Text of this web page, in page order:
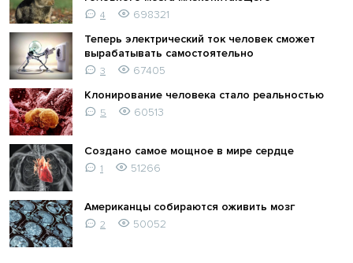
4
698321
Теперь электрический ток человек сможет
вырабатывать самостоятельно
3
67405
Клонирование человека стало реальностью
5 60513
Создано самое мощное в мире сердце
1 51266
Американцы собираются оживить мозг
2 50052